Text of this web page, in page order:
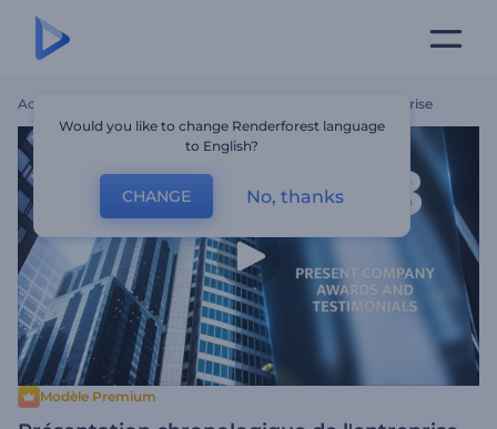
Accueil Présentation Chronologique De L'entreprise
Modèle Premium
Would you like to change Renderforest language
to English?
CHANGE No, thanks